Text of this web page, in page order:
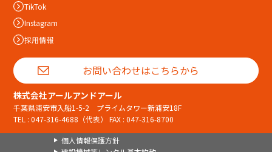
TikTok
Instagram
採用情報
お問い合わせはこちらから
株式会社アールアンドアール
千葉県浦安市入船1-5-2 プライムタワー新浦安18F
TEL :047-316-4688 （代表） FAX : 047-316-8700
個人情報保護方針